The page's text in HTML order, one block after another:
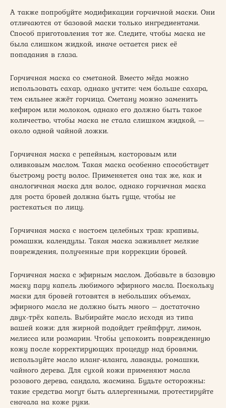
А также попробуйте модификации горчичной маски. Они
отличаются от базовой маски только ингредиентами.
Способ приготовления тот же. Следите, чтобы маска не
была слишком жидкой, иначе остается риск её
попадания в глаза.
Горчичная маска со сметаной. Вместо мёда можно
использовать сахар, однако учтите: чем больше сахара,
тем сильнее жжёт горчица. Сметану можно заменить
кефиром или молоком, однако его должно быть такое
количество, чтобы маска не стала слишком жидкой, —
около одной чайной ложки.
Горчичная маска с репейным, касторовым или
оливковым маслом. Такая маска особенно способствует
быстрому росту волос. Применяется она так же, как и
аналогичная маска для волос, однако горчичная маска
для роста бровей должна быть гуще, чтобы не
растекаться по лицу.
Горчичная маска с настоем целебных трав: крапивы,
ромашки, календулы. Такая маска заживляет мелкие
повреждения, полученные при коррекции бровей.
Горчичная маска с эфирным маслом. Добавьте в базовую
маску пару капель любимого эфирного масла. Поскольку
маски для бровей готовятся в небольших объемах,
эфирного масла не должно быть много – достаточно
двух-трёх капель. Выбирайте масло исходя из типа
вашей кожи: для жирной подойдет грейпфрут, лимон,
мелисса или розмарин. Чтобы успокоить поврежденную
кожу после корректирующих процедур над бровями,
используйте масло иланг-иланга, лаванды, ромашки,
чайного дерева. Для сухой кожи применяют масла
розового дерева, сандала, жасмина. Будьте осторожны:
такие средства могут быть аллергенными, протестируйте
сначала на коже руки.